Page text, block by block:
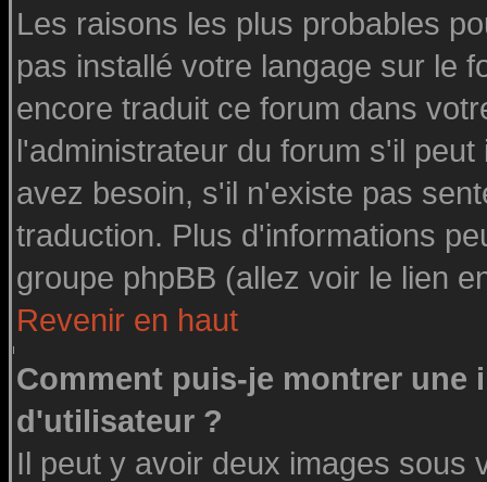
Les raisons les plus probables
pas installé votre langage sur le
encore traduit ce forum dans
l'administrateur du forum s'il
avez besoin, s'il n'existe pas
traduction. Plus d'informations
groupe phpBB (allez voir le lien
Revenir en haut
Comment puis-je montrer une
d'utilisateur ?
Il peut y avoir deux images sous